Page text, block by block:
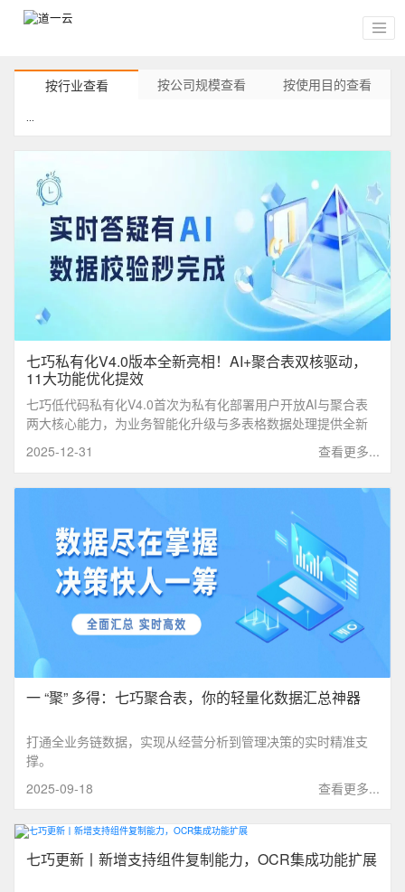
按行业查看 按公司规模查看 按使用目的查看
七巧私有化V4.0版本全新亮相！AI+聚合表双核驱动，
11大功能优化提效
七巧低代码私有化V4.0首次为私有化部署用户开放AI与聚合表
两大核心能力，为业务智能化升级与多表格数据处理提供全新
查看更多...
2025-12-31
一 “聚” 多得：七巧聚合表，你的轻量化数据汇总神器
打通全业务链数据，实现从经营分析到管理决策的实时精准支
撑。
查看更多...
2025-09-18
七巧更新丨新增支持组件复制能力，OCR集成功能扩展